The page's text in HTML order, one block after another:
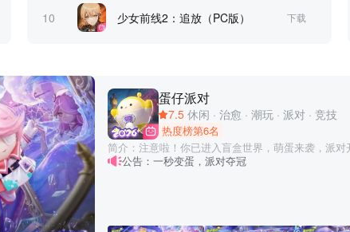
10 少女前线2：追放（PC版） 下载
蛋仔派对
7.5 休闲 · 治愈 · 潮玩 · 派对 · 竞技
热度榜第6名
简介：注意啦！你已进入盲盒世界，萌蛋来袭，派
潮玩题材的休闲竞技手游，在这里你将化身Q萌蛋仔
公告：一秒变蛋，派对夺冠